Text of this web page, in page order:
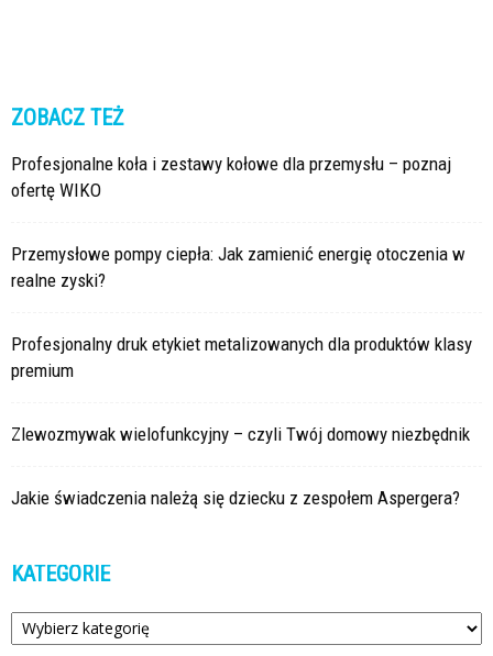
ZOBACZ TEŻ
Profesjonalne koła i zestawy kołowe dla przemysłu – poznaj
ofertę WIKO
Przemysłowe pompy ciepła: Jak zamienić energię otoczenia w
realne zyski?
Profesjonalny druk etykiet metalizowanych dla produktów klasy
premium
Zlewozmywak wielofunkcyjny – czyli Twój domowy niezbędnik
Jakie świadczenia należą się dziecku z zespołem Aspergera?
KATEGORIE
Kategorie